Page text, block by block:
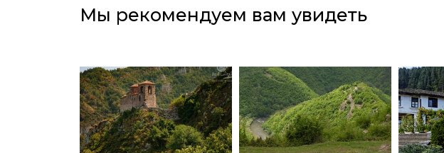
Мы рекомендуем вам увидеть